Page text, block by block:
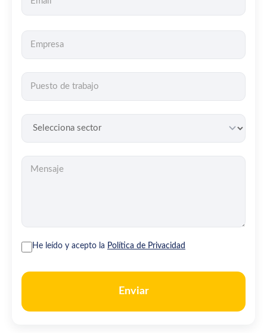
He leído y acepto la Política de Privacidad
Enviar